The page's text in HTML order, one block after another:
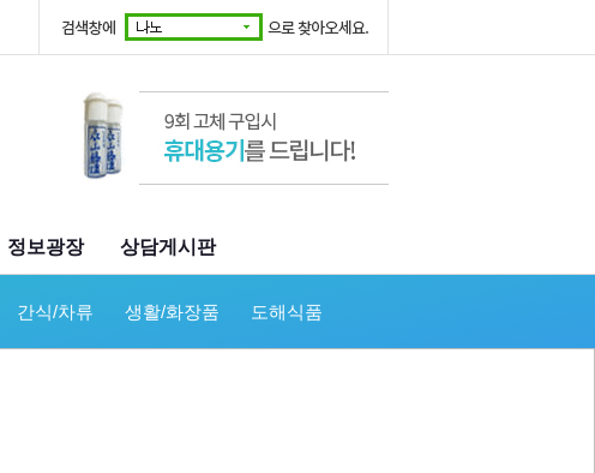
정보광장 상담게시판
간식/차류 생활/화장품 도해식품